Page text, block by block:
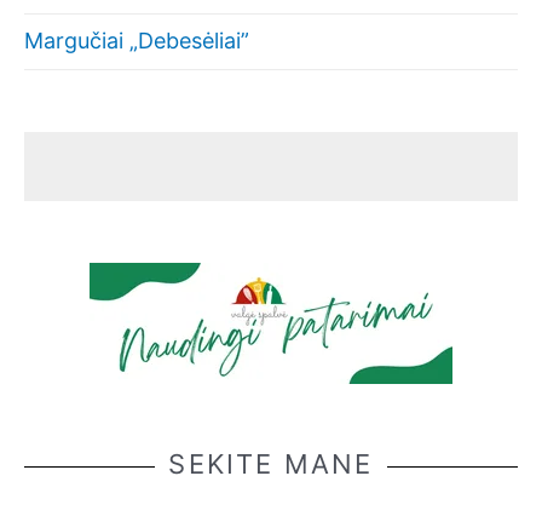
Margučiai „Debesėliai”
SEKITE MANE